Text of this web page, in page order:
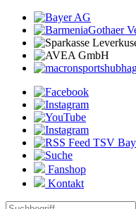
Fanshop
Kontakt